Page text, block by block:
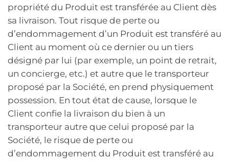
propriété du Produit est transférée au Client dès
sa livraison. Tout risque de perte ou
d’endommagement d’un Produit est transféré au
Client au moment où ce dernier ou un tiers
désigné par lui (par exemple, un point de retrait,
un concierge, etc.) et autre que le transporteur
proposé par la Société, en prend physiquement
possession. En tout état de cause, lorsque le
Client confie la livraison du bien à un
transporteur autre que celui proposé par la
Société, le risque de perte ou
d’endommagement du Produit est transféré au